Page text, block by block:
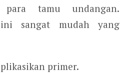
para tamu undangan.
sangat mudah yang
primer.